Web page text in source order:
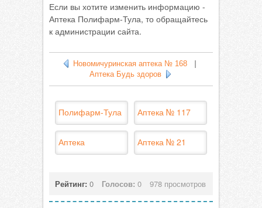
Если вы хотите изменить информацию -
Аптека Полифарм-Тула, то обращайтесь
к администрации сайта.
Новомичуринская аптека № 168|
Аптека Будь здоров
Полифарм-Тула Аптека № 117
Аптека Аптека № 21
Рейтинг: 0 Голосов: 0 978 просмотров